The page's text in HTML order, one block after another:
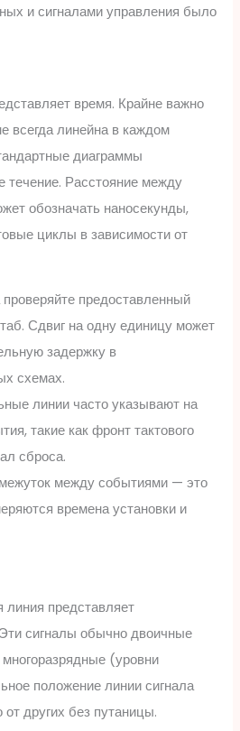
и сигналами управления было
время. Крайне важно
всегда линейна в каждом
диаграммы
течение. Расстояние между
обозначать наносекунды,
циклы в зависимости от
проверяйте предоставленный
Сдвиг на одну единицу может
задержку в
схемах.
линии часто указывают на
такие как фронт тактового
сброса.
между событиями — это
времена установки и
линия представляет
сигналы обычно двоичные
(уровни
положение линии сигнала
от других без путаницы.